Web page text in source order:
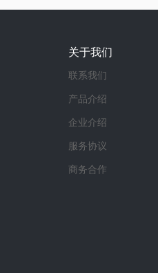
关于我们
联系我们
产品介绍
企业介绍
服务协议
商务合作